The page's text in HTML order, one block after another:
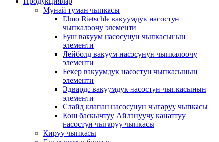
Мунай туман чыпкасы
Elmo Rietschle вакуумдук насостун
чыпкалоочу элементи
Буш вакуум насосунун чыпкасынын
элементи
Лейболд вакуум насосунун чыпкалоочу
элементи
Бекер вакуумдук насостун чыпкасынын
элементи
Эдвардс вакуумдук насостун чыпкасынын
элементи
Слайд клапан насосунун чыгаруу чыпкасы
Кош баскычтуу Айлануучу канаттуу
насостун чыгаруу чыпкасы
Кирүү чыпкасы